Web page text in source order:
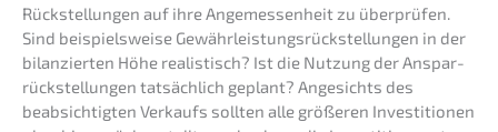
Rückstel­lun­gen auf ihre Angemes­sen­heit zu überprü­fen.
Sind beispiels­wei­se Gewähr­leis­tungs­rück­stel­lun­gen in der
bilan­zier­ten Höhe realis­tisch? Ist die Nutzung der Anspar­
rück­stel­lun­gen tatsäch­lich geplant? Angesichts des
beabsich­tig­ten Verkaufs sollten alle größe­ren Inves­ti­tio­nen